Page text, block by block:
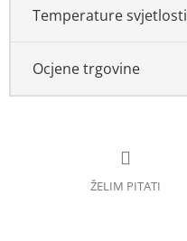
Temperature svjetlosti
Ocjene trgovine